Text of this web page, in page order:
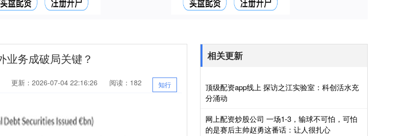
业务成破局关键？
知行
更新：2026-07-04 22:16:26 阅读：182
相关更新
顶级配资app线上 探访之江实验室：科创活水充
分涌动
网上配资炒股公司 一场1-3，输球不可怕，可怕
的是赛后主帅赵勇这番话：让人很扎心